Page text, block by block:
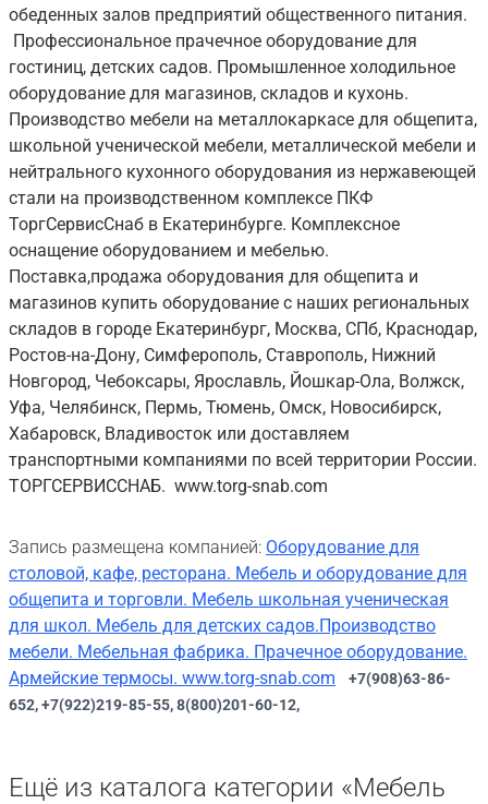
обеденных залов предприятий общественного питания.
Профессиональное прачечное оборудование для
гостиниц, детских садов. Промышленное холодильное
оборудование для магазинов, складов и кухонь.
Производство мебели на металлокаркасе для общепита,
школьной ученической мебели, металлической мебели и
нейтрального кухонного оборудования из нержавеющей
стали на производственном комплексе ПКФ
ТоргСервисСнаб в Екатеринбурге. Комплексное
оснащение оборудованием и мебелью.
Поставка,продажа оборудования для общепита и
магазинов купить оборудование с наших региональных
складов в городе Екатеринбург, Москва, СПб, Краснодар,
Ростов-на-Дону, Симферополь, Ставрополь, Нижний
Новгород, Чебоксары, Ярославль, Йошкар-Ола, Волжск,
Уфа, Челябинск, Пермь, Тюмень, Омск, Новосибирск,
Хабаровск, Владивосток или доставляем
транспортными компаниями по всей территории России.
ТОРГСЕРВИССНАБ. www.torg-snab.com
Запись размещена компанией: Оборудование для
столовой, кафе, ресторана. Мебель и оборудование для
общепита и торговли. Мебель школьная ученическая
для школ. Мебель для детских садов.Производство
мебели. Мебельная фабрика. Прачечное оборудование.
Армейские термосы. www.torg-snab.com
+7(908)63-86-
652, +7(922)219-85-55, 8(800)201-60-12,
Ещё из каталога категории «Мебель